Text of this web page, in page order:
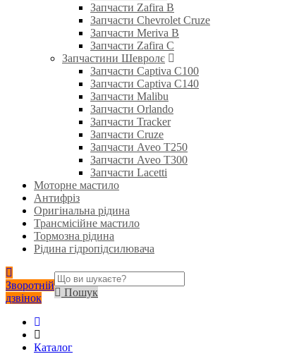
Запчасти Zafira B
Запчасти Chevrolet Cruze
Запчасти Meriva B
Запчасти Zafira C
Запчастини Шевролє
Запчасти Captiva C100
Запчасти Captiva C140
Запчасти Malibu
Запчасти Orlando
Запчасти Tracker
Запчасти Cruze
Запчасти Aveo T250
Запчасти Aveo T300
Запчасти Lacetti
Моторне мастило
Антифріз
Оригінальна рідина
Трансмісійне мастило
Тормозна рідина
Рідина гідропідсилювача
Зворотній
дзвінок
Пошук
Каталог